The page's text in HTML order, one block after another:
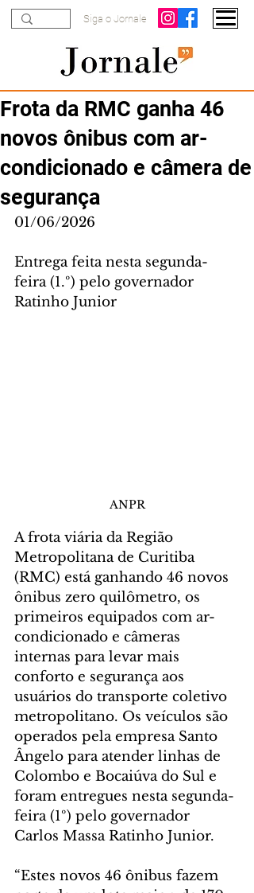
Siga o Jornale
Frota da RMC ganha 46
novos ônibus com ar-
condicionado e câmera de
segurança
01/06/2026
Entrega feita nesta segunda-
feira (1.º) pelo governador
Ratinho Junior
ANPR
A frota viária da Região
Metropolitana de Curitiba
(RMC) está ganhando 46 novos
ônibus zero quilômetro, os
primeiros equipados com ar-
condicionado e câmeras
internas para levar mais
conforto e segurança aos
usuários do transporte coletivo
metropolitano. Os veículos são
operados pela empresa Santo
Ângelo para atender linhas de
Colombo e Bocaiúva do Sul e
foram entregues nesta segunda-
feira (1º) pelo governador
Carlos Massa Ratinho Junior.
“Estes novos 46 ônibus fazem